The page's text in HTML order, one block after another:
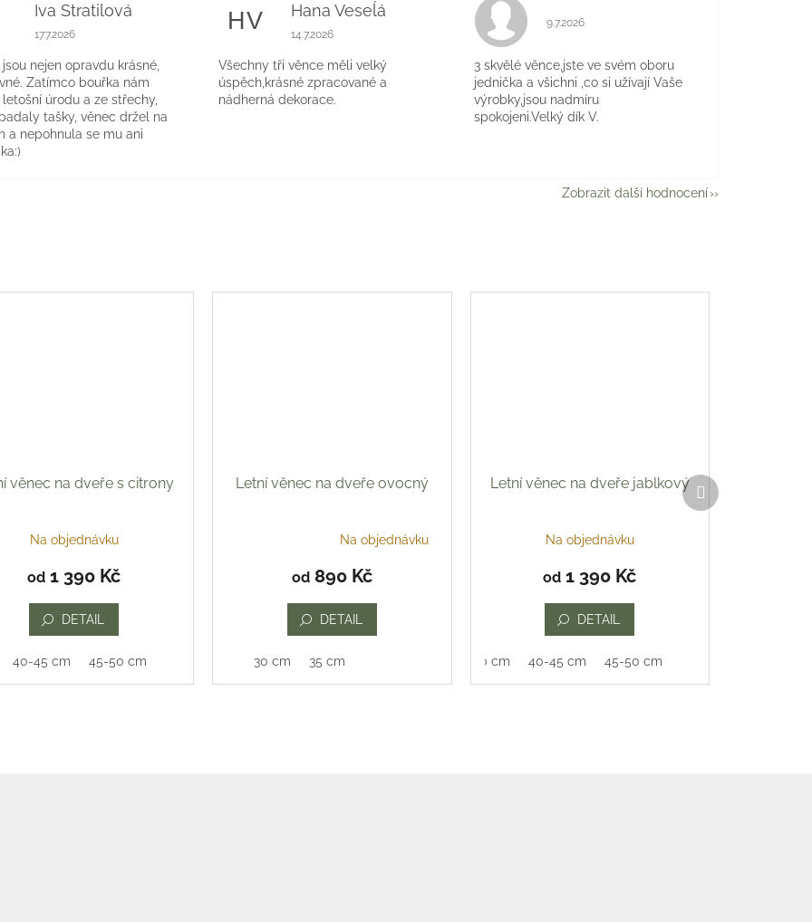
věnec na dveře s citrony
Na objednávku
od 1 390 Kč
DETAIL
40-45 cm 45-50 cm
Letní věnec na dveře ovocný
hvězdiček.
Na objednávku
od890 Kč
DETAIL
30 cm 35 cm
Letní věnec na dveře jablkový
Na objednávku
od 1 390 Kč
DETAIL
35-40 cm 40-45 cm 45-50 cm
Další
produkt
Iva Stratilová
Hodnocení obchodu je 5 z 5 hvězdiček.
17.7.2026
nejen opravdu krásné,
Zatímco bouřka nám
úrodu a ze střechy,
tašky, věnec držel na
a nepohnula se mu ani
HV Hana Veseĺá
Hodnocení obchodu je 5 z 5 hvězdiček.
14.7.2026
Všechny tři věnce měli velký
úspěch,krásné zpracované a
nádherná dekorace.
Hodnocení obchodu je 5 z 5 hvězdiček.
9.7.2026
3 skvělé věnce,jste ve svém oboru
jednička a všichni ,co si užívají Vaše
výrobky,jsou nadmíru
spokojeni.Velký dík V.
Zobrazit další hodnocení